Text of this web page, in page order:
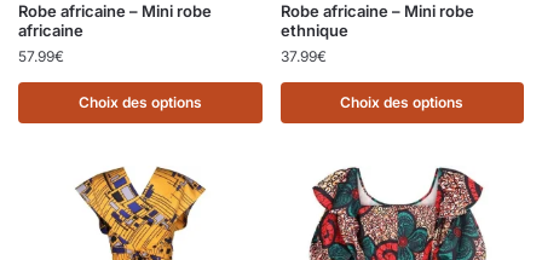
Robe africaine – Mini robe
africaine
57.99€
Choix des options
Robe africaine – Mini robe
ethnique
37.99€
Choix des options